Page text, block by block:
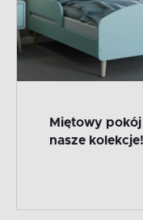
Miętowy
nasze kolekcje!